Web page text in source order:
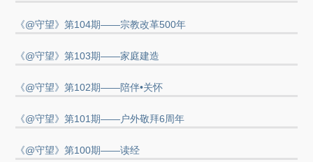
《@守望》第104期——宗教改革500年
《@守望》第103期——家庭建造
《@守望》第102期——陪伴•关怀
《@守望》第101期——户外敬拜6周年
《@守望》第100期——读经